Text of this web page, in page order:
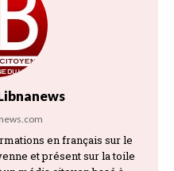
en français sur le
et présent sur la toile